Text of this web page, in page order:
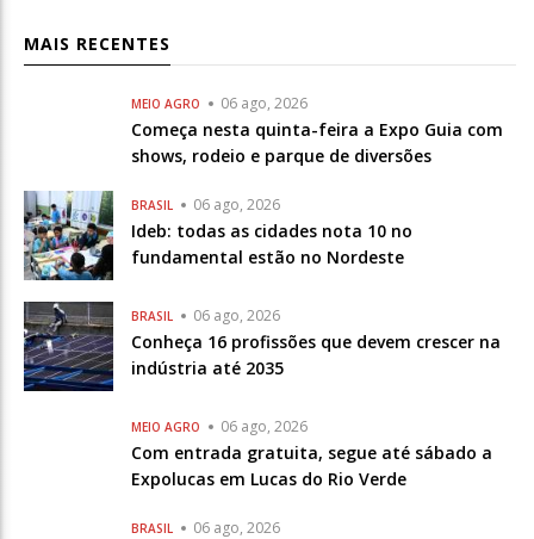
MAIS RECENTES
MEIO AGRO 06 ago, 2026
Começa nesta quinta-feira a Expo Guia com
shows, rodeio e parque de diversões
BRASIL 06 ago, 2026
Ideb: todas as cidades nota 10 no
fundamental estão no Nordeste
BRASIL 06 ago, 2026
Conheça 16 profissões que devem crescer na
indústria até 2035
MEIO AGRO 06 ago, 2026
Com entrada gratuita, segue até sábado a
Expolucas em Lucas do Rio Verde
BRASIL 06 ago, 2026